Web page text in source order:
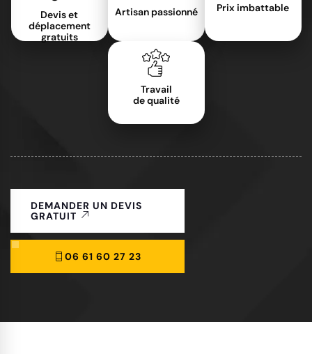
Devis et
déplacement
gratuits
Artisan passionné Prix imbattable
Travail
de qualité
DEMANDER UN DEVIS
GRATUIT
06 61 60 27 23